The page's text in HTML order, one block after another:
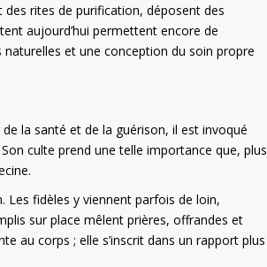
des rites de purification, déposent des
aujourd’hui permettent encore de
et une conception du soin propre
la santé et de la guérison, il est invoqué
culte prend une telle importance que, plus
Les fidèles y viennent parfois de loin,
sur place mêlent prières, offrandes et
au corps ; elle s’inscrit dans un rapport plus